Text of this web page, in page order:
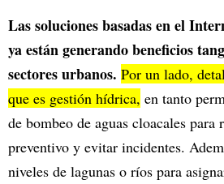
Las soluciones basadas en el
ya están generando beneficios
sectores urbanos. Por un lado,
que es gestión hídrica, en tanto
de bombeo de aguas cloacales
preventivo y evitar incidentes.
niveles de lagunas o ríos para